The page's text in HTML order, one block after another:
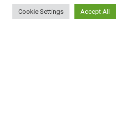
Cookie Settings Accept All